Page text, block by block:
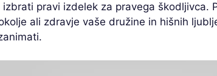
pravi izdelek za pravega škodljivca.
ali zdravje vaše družine in hišnih